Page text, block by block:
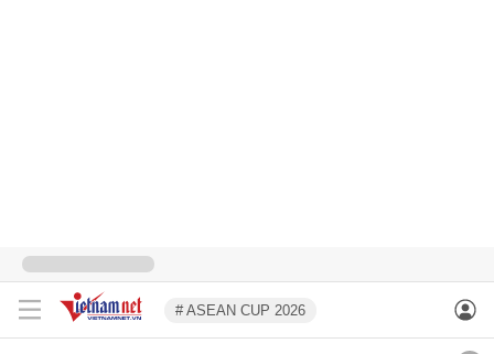
# ASEAN CUP 2026